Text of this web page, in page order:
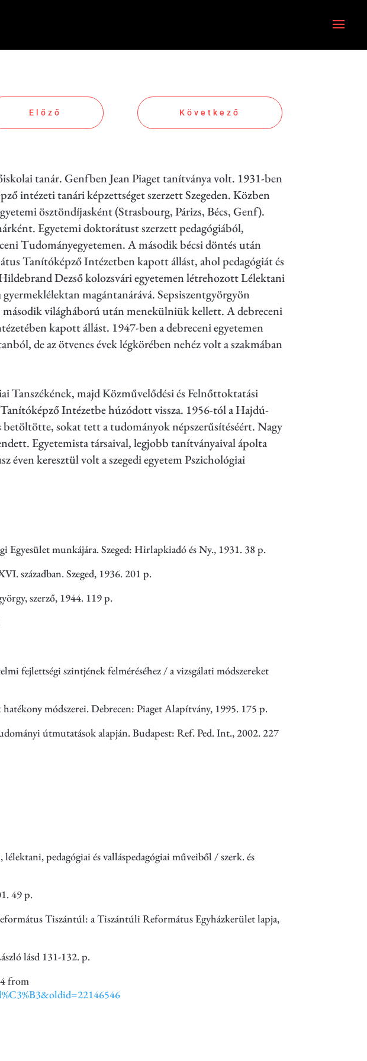
Előző Következő
tanár. Genfben Jean Piaget tanítványa volt. 1931-ben
intézeti tanári képzettséget szerzett Szegeden. Közben
ösztöndíjasként (Strasbourg, Párizs, Bécs, Genf).
Egyetemi doktorátust szerzett pedagógiából,
Tudományegyetemen. A második bécsi döntés után
Tanítóképző Intézetben kapott állást, ahol pedagógiát és
Dezső kolozsvári egyetemen létrehozott Lélektani
magántanárává. Sepsiszentgyörgyön
második világháború után menekülniük kellett. A debreceni
kapott állást. 1947-ben a debreceni egyetemen
de az ötvenes évek légkörében nehéz volt a szakmában
Tanszékének, majd Közművelődési és Felnőttoktatási
Intézetbe húzódott vissza. 1956-tól a Hajdú-
sokat tett a tudományok népszerűsítéséért. Nagy
Egyetemista társaival, legjobb tanítványaival ápolta
keresztül volt a szegedi egyetem Pszichológiai
Egyesület munkájára. Szeged: Hirlapkiadó és Ny., 1931. 38 p.
században. Szeged, 1936. 201 p.
szerző, 1944. 119 p.
fejlettségi szintjének felméréséhez / a vizsgálati módszereket
módszerei. Debrecen: Piaget Alapítvány, 1995. 175 p.
útmutatások alapján. Budapest: Ref. Ped. Int., 2002. 227
pedagógiai és valláspedagógiai műveiből / szerk. és
49 p.
Tiszántúl: a Tiszántúli Református Egyházkerület lapja,
lásd 131-132. p.
from